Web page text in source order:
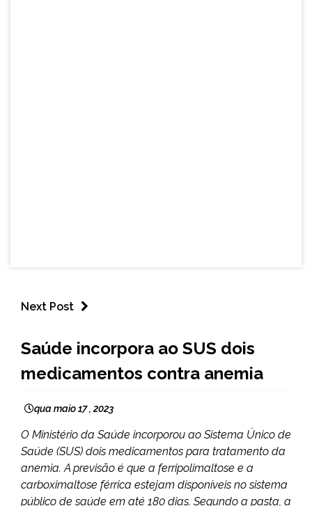
Next Post
NOTÍCIAS
Saúde incorpora ao SUS dois
medicamentos contra anemia
qua maio 17 , 2023
O Ministério da Saúde incorporou ao Sistema Único de
Saúde (SUS) dois medicamentos para tratamento da
anemia. A previsão é que a ferripolimaltose e a
carboximaltose férrica estejam disponíveis no sistema
público de saúde em até 180 dias. Segundo a pasta, a